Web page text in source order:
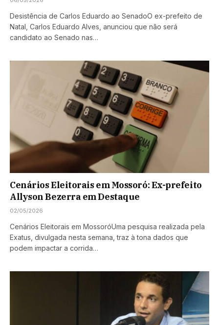
Desistência de Carlos Eduardo ao SenadoO ex-prefeito de
Natal, Carlos Eduardo Alves, anunciou que não será
candidato ao Senado nas…
Cenários Eleitorais em Mossoró: Ex-prefeito
Allyson Bezerra em Destaque
02/05/2026
Cenários Eleitorais em MossoróUma pesquisa realizada pela
Exatus, divulgada nesta semana, traz à tona dados que
podem impactar a corrida…